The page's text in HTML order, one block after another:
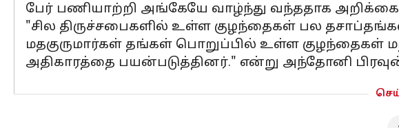
பேர் பணியாற்றி அங்கேயே வாழ்ந்து வந்ததாக அறிக்கை
"சில திருச்சபைகளில் உள்ள குழந்தைகள் பல
மதகுருமார்கள் தங்கள் பொறுப்பில் உள்ள குழந்தைகள்
அதிகாரத்தை பயன்படுத்தினர்." என்று அந்தோனி